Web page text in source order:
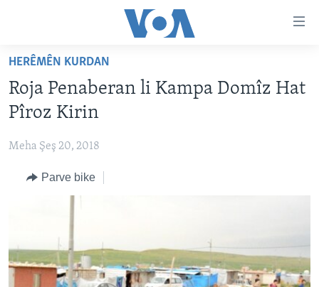
Yekser
naveroka
serekî
here
serekî
NÛÇE
FOTO GALERÎ
RADYO
AMERÎKA
TIRKÎYE
ÎRAN
ROJHILATA NAVÎN
HERÊMÊN KURDAN
Roja Penaberan li Kampa Domîz Hat
Pîroz Kirin
Meha Şeş 20, 2018
Parve bike